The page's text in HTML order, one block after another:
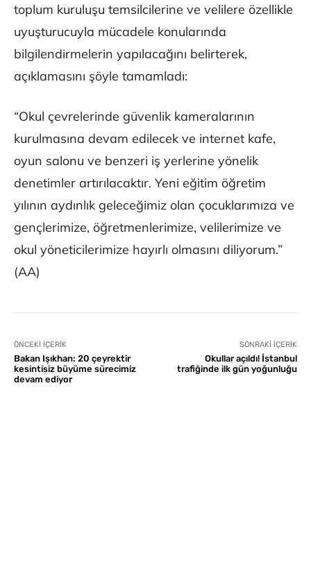
toplum kuruluşu temsilcilerine ve velilere özellikle
uyuşturucuyla mücadele konularında
bilgilendirmelerin yapılacağını belirterek,
açıklamasını şöyle tamamladı:
“Okul çevrelerinde güvenlik kameralarının
kurulmasına devam edilecek ve internet kafe,
oyun salonu ve benzeri iş yerlerine yönelik
denetimler artırılacaktır. Yeni eğitim öğretim
yılının aydınlık geleceğimiz olan çocuklarımıza ve
gençlerimize, öğretmenlerimize, velilerimize ve
okul yöneticilerimize hayırlı olmasını diliyorum.”
(AA)
ÖNCEKI İÇERIK
Bakan Işıkhan: 20 çeyrektir
kesintisiz büyüme sürecimiz
devam ediyor
SONRAKI İÇERIK
Okullar açıldı! İstanbul
trafiğinde ilk gün yoğunluğu